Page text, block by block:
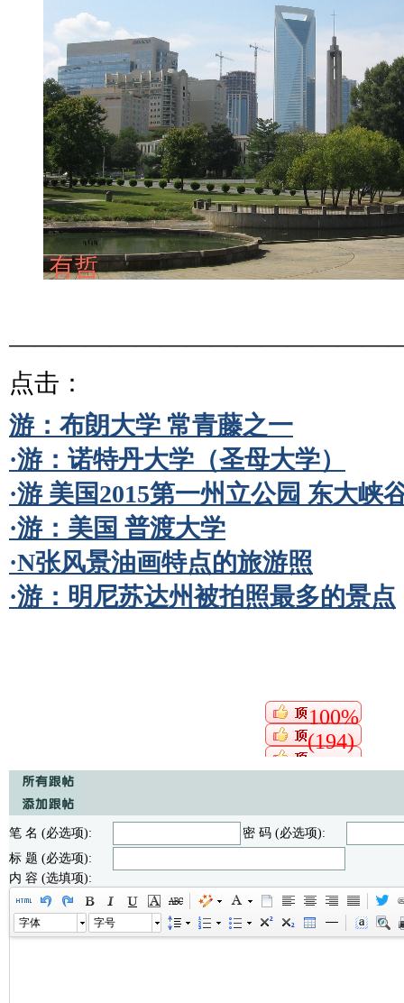
点击：
游：布朗大学 常青藤之一
·游：诺特丹大学（圣母大学）
·游 美国2015第一州立公园 东大峡
·游：美国 普渡大学
·N张风景油画特点的旅游照
·游：明尼苏达州被拍照最多的景点
100%
(194)
笔 名 (必选项):
密 码 (必选项):
标 题 (必选项):
内 容 (选填项):
字体 字号